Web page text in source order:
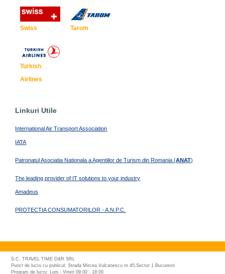
Swiss Tarom
Turkish
Airlines
Linkuri Utile
International Air Transport Association
IATA
Patronatul Asociatia Nationala a Agentiilor de Turism din Romania (ANAT)
The leading provider of IT solutions to your industry
Amadeus
PROTECTIA CONSUMATORILOR - A.N.P.C.
S.C. TRAVEL TIME D&R SRL
Punct de lucru cu publicul: Strada Mircea Vulcanescu nr 45,Sector 1 Bucuresti
Program de lucru: Luni - Vineri 09:00 - 18:00